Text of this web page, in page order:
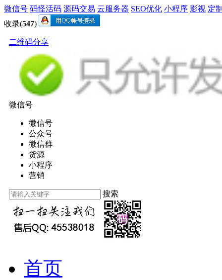
微信号 码怪活码 源码交易 云服务器 SEO优化 小程序 影视 定
收录(547)
二维码分享
微信号
微信号
公众号
微信群
货源
小程序
营销
搜索
首页